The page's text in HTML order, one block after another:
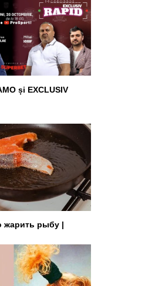
și EXCLUSIV
жарить рыбу |